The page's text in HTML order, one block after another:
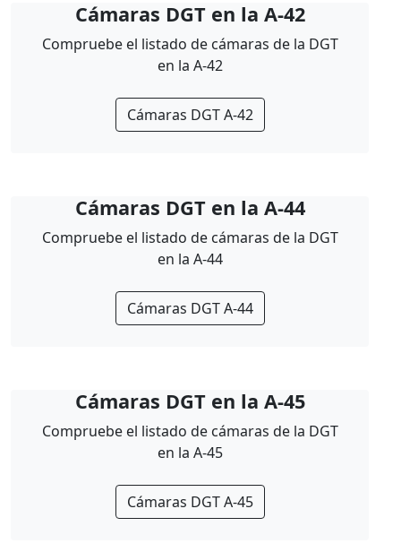
Cámaras DGT en la A-42
Compruebe el listado de cámaras de la DGT
en la A-42
Cámaras DGT A-42
Cámaras DGT en la A-44
Compruebe el listado de cámaras de la DGT
en la A-44
Cámaras DGT A-44
Cámaras DGT en la A-45
Compruebe el listado de cámaras de la DGT
en la A-45
Cámaras DGT A-45